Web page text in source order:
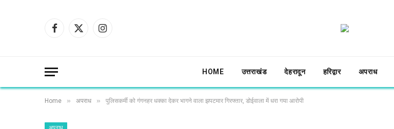
Facebook
X
Instagram
HOME उत्तराखंड देहरादून हरिद्वार अपराध
Home » अपराध » पुलिसकर्मी को गंगनहर धक्का देकर भागने वाला झपटमार गिरफ्तार, डोईवाला में धरा गया आरोपी